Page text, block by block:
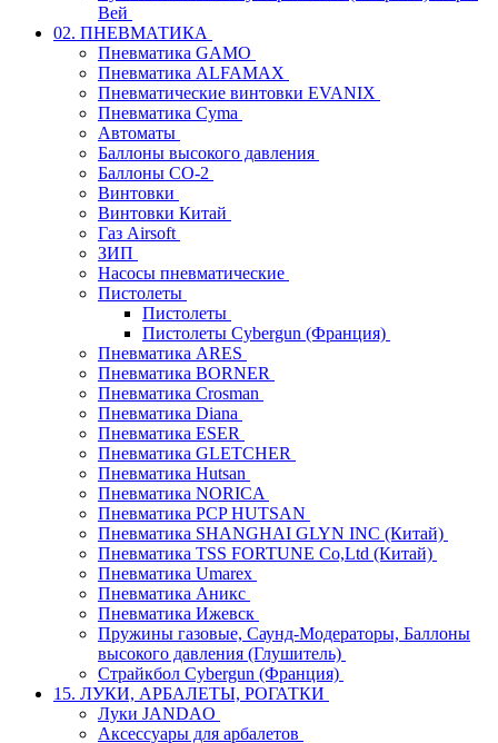
Вей
02. ПНЕВМАТИКА
Пневматика GAMO
Пневматика ALFAMAX
Пневматические винтовки EVANIX
Пневматика Cyma
Автоматы
Баллоны высокого давления
Баллоны СО-2
Винтовки
Винтовки Китай
Газ Airsoft
ЗИП
Насосы пневматические
Пистолеты
Пистолеты
Пистолеты Cybergun (Франция)
Пневматика ARES
Пневматика BORNER
Пневматика Crosman
Пневматика Diana
Пневматика ESER
Пневматика GLETCHER
Пневматика Hutsan
Пневматика NORICA
Пневматика PCP HUTSAN
Пневматика SHANGHAI GLYN INC (Китай)
Пневматика TSS FORTUNE Co,Ltd (Китай)
Пневматика Umarex
Пневматика Аникс
Пневматика Ижевск
Пружины газовые, Саунд-Модераторы, Баллоны
высокого давления (Глушитель)
Страйкбол Cybergun (Франция)
15. ЛУКИ, АРБАЛЕТЫ, РОГАТКИ
Луки JANDAO
Аксессуары для арбалетов